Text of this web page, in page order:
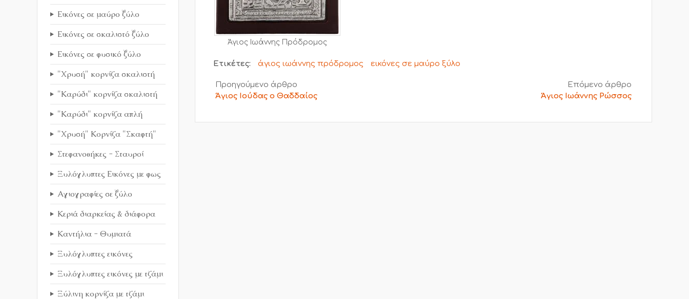
Εικόνες σε μαύρο ξύλο
Εικόνες σε σκαλιστό ξύλο
Εικόνες σε φυσικό ξύλο
"Χρυσή" κορνίζα σκαλιστή
"Καρύδι" κορνίζα σκαλιστή
"Καρύδι" κορνίζα απλή
"Χρυσή" Κορνίζα "Σκαφτή"
Στεφανοθήκες - Σταυροί
Ξυλόγλυπτες Εικόνες με φως
Αγιογραφίες σε ξύλο
Κεριά διαρκείας & διάφορα
Καντήλια - Θυμιατά
Ξυλόγλυπτες εικόνες
Ξυλόγλυπτες εικόνες με τζάμι
Ξύλινη κορνίζα με τζάμι
Άγιος Ιωάννης Πρόδρομος
Ετικέτες: άγιος ιωάννης πρόδρομος εικόνες σε μαύρο ξύλο
Προηγούμενο άρθρο
Άγιος Ιούδας ο Θαδδαίος
Επόμενο άρθρο
Άγιος Ιωάννης Ρώσσος